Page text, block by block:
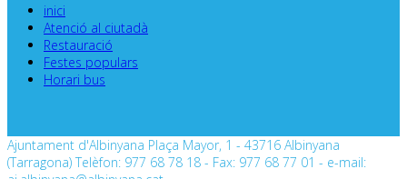
inici
Atenció al ciutadà
Restauració
Festes populars
Horari bus
Ajuntament d'Albinyana Plaça Mayor, 1 - 43716 Albinyana
(Tarragona) Telèfon: 977 68 78 18 - Fax: 977 68 77 01 - e-mail: